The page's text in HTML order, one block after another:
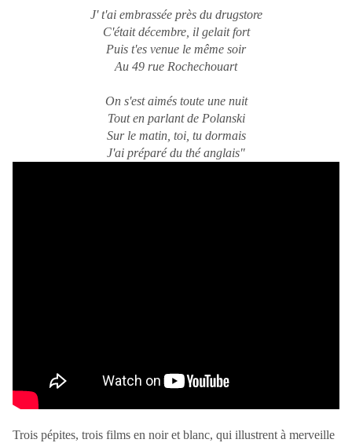
J' t'ai embrassée près du drugstore
C'était décembre, il gelait fort
Puis t'es venue le même soir
Au 49 rue Rochechouart
On s'est aimés toute une nuit
Tout en parlant de Polanski
Sur le matin, toi, tu dormais
J'ai préparé du thé anglais"
Trois pépites, trois films en noir et blanc, qui illustrent à merveille